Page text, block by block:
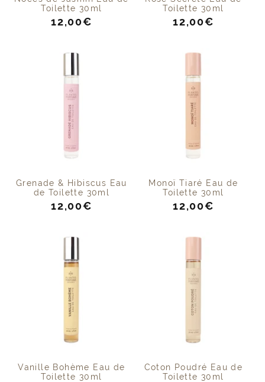
Toilette 30ml
Prix
12,00€
Toilette 30ml
Prix
12,00€
Grenade & Hibiscus Eau
de Toilette 30ml
Prix
12,00€
Monoï Tiaré Eau de
Toilette 30ml
Prix
12,00€
Vanille Bohème Eau de
Toilette 30ml
Coton Poudré Eau de
Toilette 30ml